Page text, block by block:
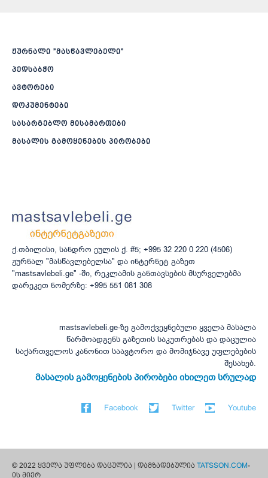
ჟურნალი ”მასწავლებელი”
პედსაბჭო
ავტორები
დოკუმენტები
სასარგებლო მისამართები
მასალის გამოყენების პირობები
ქ.თბილისი, სანდრო ეულის ქ. #5; +995 32 220 0 220 (4506)
ჟურნალ "მასწავლებელსა" და ინტერნეტ გაზეთ
"mastsavlebeli.ge" -ში, რეკლამის განთავსების მსურველებმა
დარეკეთ ნომერზე: +995 551 081 308
mastsavlebeli.ge-ზე გამოქვეყნებული ყველა მასალა
წარმოადგენს გაზეთის საკუთრებას და დაცულია
საქართველოს კანონით საავტორო და მომიჯნავე უფლებების
შესახებ.
მასალის გამოყენების პირობები იხილეთ სრულად
Facebook Twitter Youtube
© 2022 ყველა უფლება დაცულია | დამზადებულია TATSSON.COM-
ის მიერ